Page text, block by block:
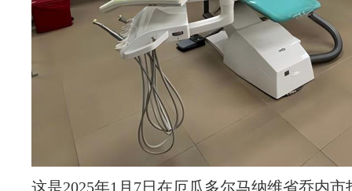
这是2025年1月7日在厄瓜多尔马纳维省乔内市